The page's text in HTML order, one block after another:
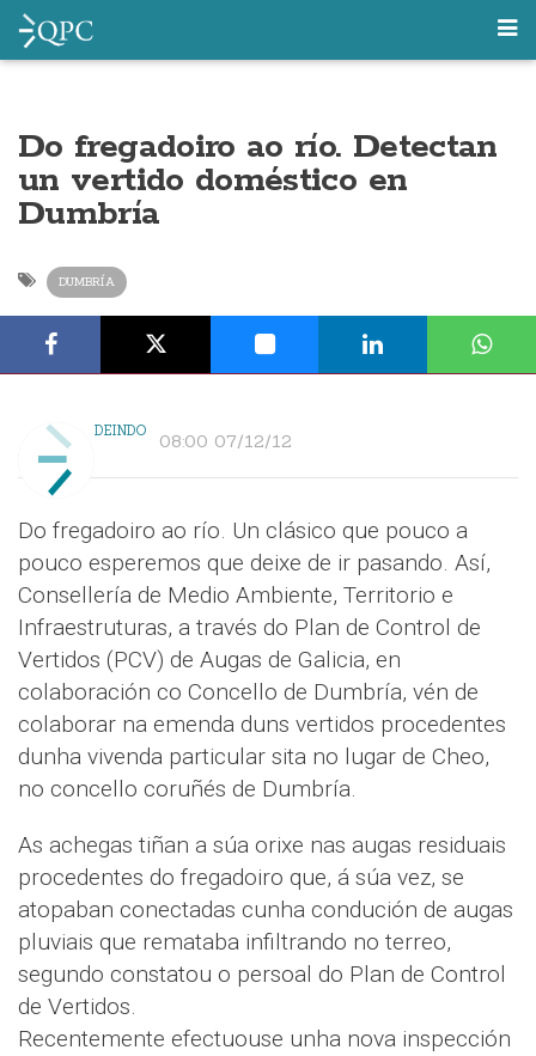
Do fregadoiro ao río. Detectan
un vertido doméstico en
Dumbría
DUMBRÍA
DEINDO 08:00 07/12/12
Do fregadoiro ao río. Un clásico que pouco a
pouco esperemos que deixe de ir pasando. Así,
Consellería de Medio Ambiente, Territorio e
Infraestruturas, a través do Plan de Control de
Vertidos (PCV) de Augas de Galicia, en
colaboración co Concello de Dumbría, vén de
colaborar na emenda duns vertidos procedentes
dunha vivenda particular sita no lugar de Cheo,
no concello coruñés de Dumbría.
As achegas tiñan a súa orixe nas augas residuais
procedentes do fregadoiro que, á súa vez, se
atopaban conectadas cunha condución de augas
pluviais que remataba infiltrando no terreo,
segundo constatou o persoal do Plan de Control
de Vertidos.
Recentemente efectuouse unha nova inspección